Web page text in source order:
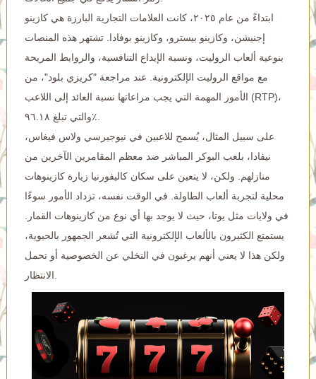
ابتداءً من عام ٢٠٢٥، كانت العلامات التجارية البارزة هي كازينو
إجنيشن، وكازينو بيسترو، وكازينو بوفادا. تشتهر هذه المنصات
بنوعية ألعاب الروليت، ونسبة الإيداع التنافسية، والروابط المريحة
مع مواقع الروليت الإلكترونية. عند مراجعة "كريزي بلود"، من
الأمور المهمة التي يجب مراعاتها نسبة العائد إلى اللاعب (RTP)،
والتي تبلغ ٩٦.١٨٪.
على سبيل المثال، يُسمح للاعبين في نيوجيرسي ولاس فيغاس،
نيفادا، بلعب البوكر المباشر ضد معظم المقامرين الآخرين من
منازلهم. ولكن، لا يتعين على سكان كاليفورنيا زيارة كازينوهات
محلية لتجربة ألعاب الطاولة. في الوقت نفسه، تزداد الأمور سوءًا
في ولايات مثل يوتا، حيث لا يوجد بها أي نوع من كازينوهات القمار.
يستمتع الكثيرون بالألعاب الإلكترونية التي تُشعر الجمهور بالحيوية،
ولكن هذا لا يعني أنهم يرغبون في التخلي عن الخصوصية أو تحمل
الانتظار.